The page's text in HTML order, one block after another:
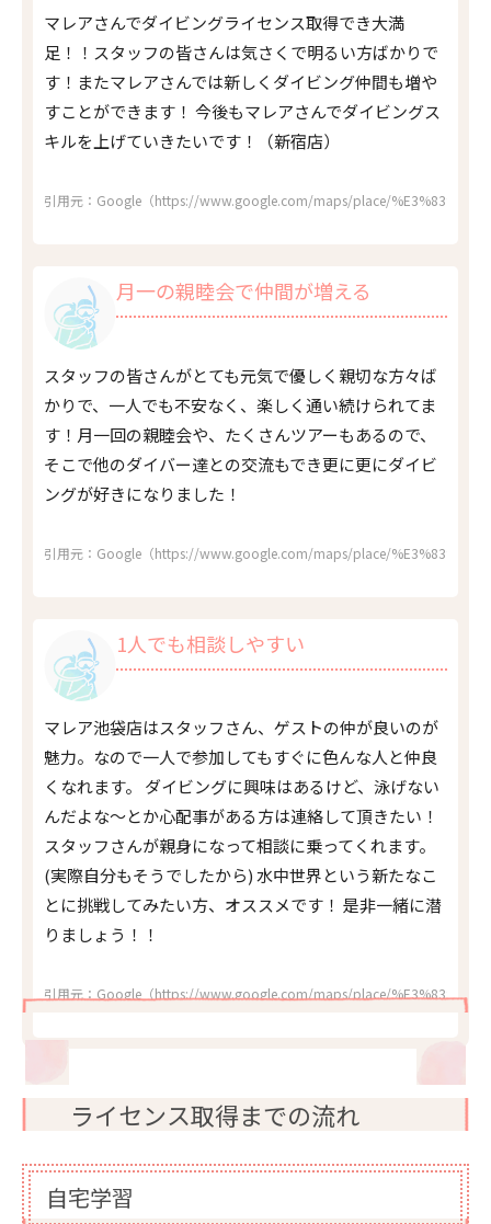
マレアさんでダイビングライセンス取得でき大満
足！！スタッフの皆さんは気さくで明るい方ばかりで
す！またマレアさんでは新しくダイビング仲間も増や
すことができます！ 今後もマレアさんでダイビングス
キルを上げていきたいです！（新宿店）
引用元：Google（https://www.google.com/maps/place/
月一の親睦会で仲間が増える
スタッフの皆さんがとても元気で優しく親切な方々ば
かりで、一人でも不安なく、楽しく通い続けられてま
す！月一回の親睦会や、たくさんツアーもあるので、
そこで他のダイバー達との交流もでき更に更にダイビ
ングが好きになりました！
引用元：Google（https://www.google.com/maps/place/
1人でも相談しやすい
マレア池袋店はスタッフさん、ゲストの仲が良いのが
魅力。なので一人で参加してもすぐに色んな人と仲良
くなれます。 ダイビングに興味はあるけど、泳げない
んだよな～とか心配事がある方は連絡して頂きたい！
スタッフさんが親身になって相談に乗ってくれます。
(実際自分もそうでしたから) 水中世界という新たなこ
とに挑戦してみたい方、オススメです！ 是非一緒に潜
りましょう！！
引用元：Google（https://www.google.com/maps/place/
ライセンス取得までの流れ
自宅学習